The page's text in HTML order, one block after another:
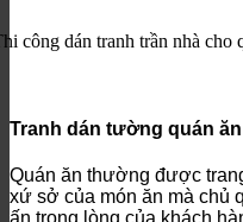
công dán tranh trần nhà cho
Tranh dán tường quán ăn
Quán ăn thường được
xứ sở của món ăn mà chủ
ấn trong lòng của khách